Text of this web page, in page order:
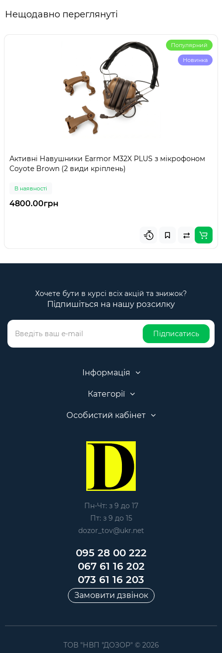
Нещодавно переглянуті
Популярний
Новинка
Активні Навушники Earmor M32X PLUS з мікрофоном
Coyote Brown (2 види кріплень)
В наявності
4800.00грн
Хочете бути в курсі всіх акцій та знижок?
Підпишіться на нашу розсилку
Підписатись
Інформація
Категорії
Особистий кабінет
Пн-Чт: з 9 до 17
Пт: з 9 до 15
dozor_tov@ukr.net
095 28 00 222
067 61 16 202
073 61 16 203
Замовити дзвінок
ТОВ "НВП "ДОЗОР" © 2026